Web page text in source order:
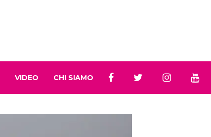
VIDEO CHI SIAMO